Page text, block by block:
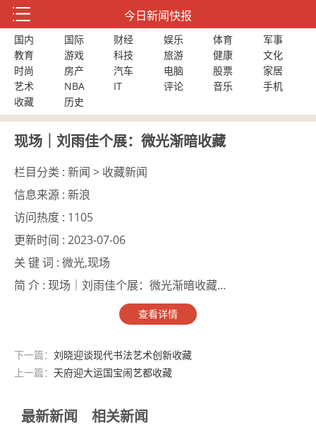
今日新闻快报
国内 国际 财经 娱乐 体育
军事
教育
游戏 科技 旅游 健康
文化
时尚
房产 汽车 电脑 股票
家居
艺术
NBA IT 评论 音乐
手机
收藏
历史
现场｜刘雨佳个展：微光渐暗收藏
栏目分类 : 新闻 > 收藏新闻
信息来源 : 新浪
访问热度 : 1105
更新时间 : 2023-07-06
关 键 词 : 微光,现场
简 介 : 现场｜刘雨佳个展：微光渐暗收藏...
查看详情
下一篇： 刘晓迎谈现代书法艺术创新收藏
上一篇： 天府迎大运国宝闹艺都收藏
最新新闻 相关新闻